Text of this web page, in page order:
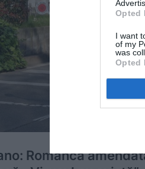
Opted
I want
of my
was
Opted